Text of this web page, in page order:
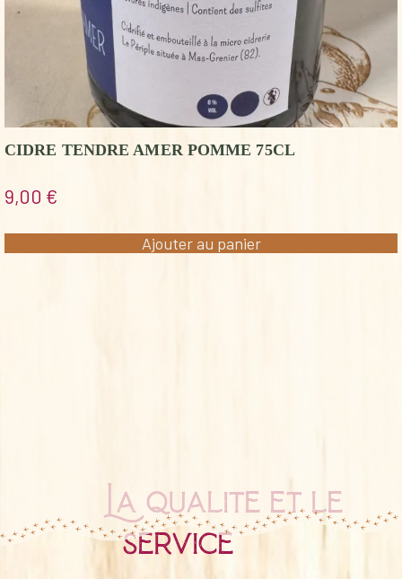
CIDRE TENDRE AMER POMME 75CL
9,00 €
Ajouter au panier
La qualité et le
service